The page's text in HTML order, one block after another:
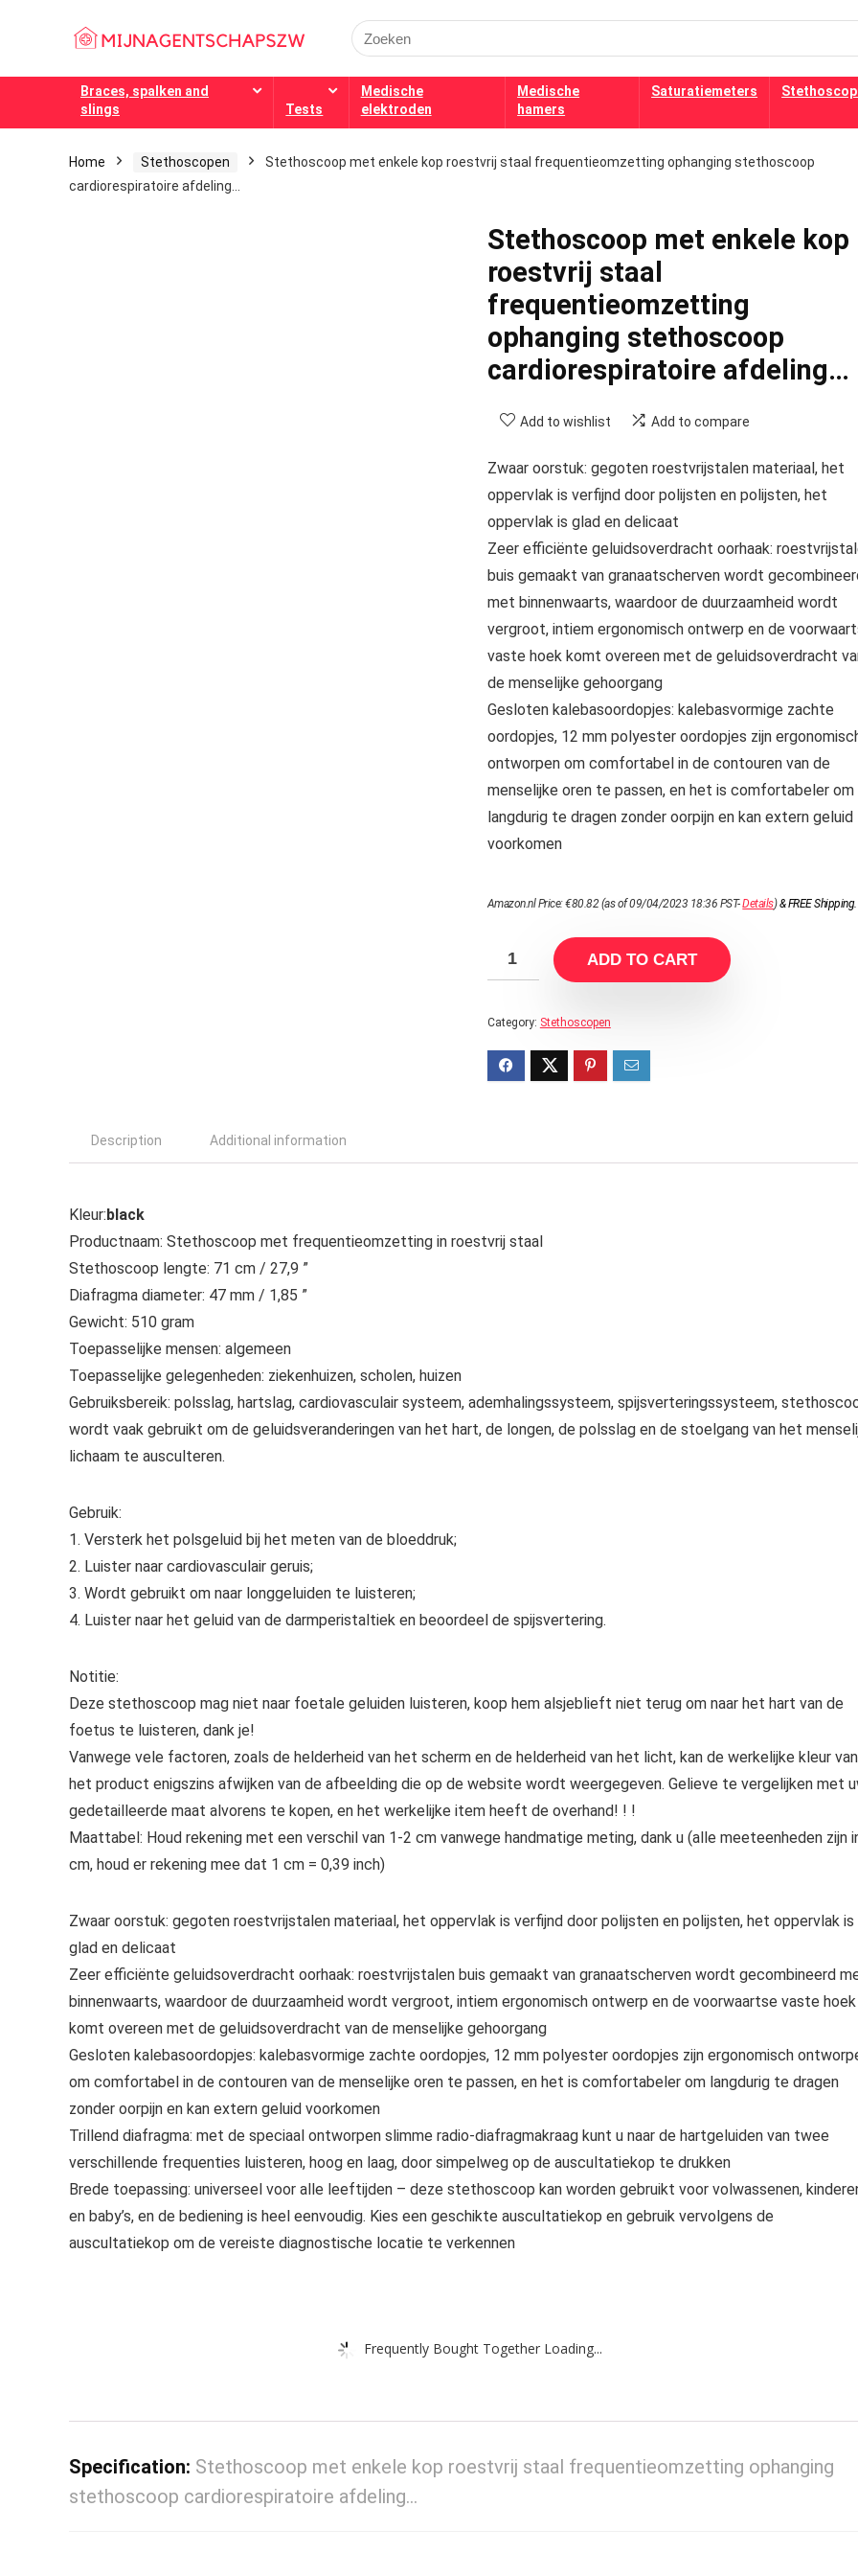
Search
for:
Braces, spalken and
slings
Tests
Medische
elektroden
Medische
hamers
Saturatiemeters
Home Stethoscopen
Stethoscoop met enkele kop roestvrij staal frequentieomzetting ophanging stethoscoop
cardiorespiratoire afdeling…
Stethoscoop met enkele kop
roestvrij staal
frequentieomzetting
ophanging stethoscoop
cardiorespiratoire afdeling…
Add to wishlist Add to compare
Zwaar oorstuk: gegoten roestvrijstalen materiaal, het
oppervlak is verfijnd door polijsten en polijsten, het
oppervlak is glad en delicaat
Zeer efficiënte geluidsoverdracht oorhaak:
buis gemaakt van granaatscherven wordt
met binnenwaarts, waardoor de duurzaamheid wordt
vergroot, intiem ergonomisch ontwerp en de
vaste hoek komt overeen met de geluidsoverdracht
de menselijke gehoorgang
Gesloten kalebasoordopjes: kalebasvormige zachte
oordopjes, 12 mm polyester oordopjes zijn
ontworpen om comfortabel in de contouren van de
menselijke oren te passen, en het is comfortabeler om
langdurig te dragen zonder oorpijn en kan extern geluid
voorkomen
Amazon.nl Price:€80.82 (as of 09/04/2023 18:36 PST-Details)&FREE Shipping.
ADD TO CART
Category: Stethoscopen
Description Additional information
Kleur:black
Productnaam: Stethoscoop met frequentieomzetting in roestvrij staal
Stethoscoop lengte: 71 cm / 27,9 ”
Diafragma diameter: 47 mm / 1,85 ”
Gewicht: 510 gram
Toepasselijke mensen: algemeen
Toepasselijke gelegenheden: ziekenhuizen, scholen, huizen
Gebruiksbereik: polsslag, hartslag, cardiovasculair systeem, ademhalingssysteem, spijsverteringssysteem,
wordt vaak gebruikt om de geluidsveranderingen van het hart, de longen, de polsslag en de stoelgang van het
lichaam te ausculteren.
Gebruik:
1. Versterk het polsgeluid bij het meten van de bloeddruk;
2. Luister naar cardiovasculair geruis;
3. Wordt gebruikt om naar longgeluiden te luisteren;
4. Luister naar het geluid van de darmperistaltiek en beoordeel de spijsvertering.
Notitie:
Deze stethoscoop mag niet naar foetale geluiden luisteren, koop hem alsjeblieft niet terug om naar het hart van de
foetus te luisteren, dank je!
Vanwege vele factoren, zoals de helderheid van het scherm en de helderheid van het licht, kan de werkelijke kleur van
het product enigszins afwijken van de afbeelding die op de website wordt weergegeven. Gelieve te vergelijken met
gedetailleerde maat alvorens te kopen, en het werkelijke item heeft de overhand! ! !
Maattabel: Houd rekening met een verschil van 1-2 cm vanwege handmatige meting, dank u (alle meeteenheden zijn
cm, houd er rekening mee dat 1 cm = 0,39 inch)
Zwaar oorstuk: gegoten roestvrijstalen materiaal, het oppervlak is verfijnd door polijsten en polijsten, het oppervlak is
glad en delicaat
Zeer efficiënte geluidsoverdracht oorhaak: roestvrijstalen buis gemaakt van granaatscherven wordt gecombineerd
binnenwaarts, waardoor de duurzaamheid wordt vergroot, intiem ergonomisch ontwerp en de voorwaartse vaste hoek
komt overeen met de geluidsoverdracht van de menselijke gehoorgang
Gesloten kalebasoordopjes: kalebasvormige zachte oordopjes, 12 mm polyester oordopjes zijn ergonomisch
om comfortabel in de contouren van de menselijke oren te passen, en het is comfortabeler om langdurig te dragen
zonder oorpijn en kan extern geluid voorkomen
Trillend diafragma: met de speciaal ontworpen slimme radio-diafragmakraag kunt u naar de hartgeluiden van twee
verschillende frequenties luisteren, hoog en laag, door simpelweg op de auscultatiekop te drukken
Brede toepassing: universeel voor alle leeftijden – deze stethoscoop kan worden gebruikt voor volwassenen,
en baby’s, en de bediening is heel eenvoudig. Kies een geschikte auscultatiekop en gebruik vervolgens de
auscultatiekop om de vereiste diagnostische locatie te verkennen
Frequently Bought Together Loading...
Specification: Stethoscoop met enkele kop roestvrij staal frequentieomzetting ophanging
stethoscoop cardiorespiratoire afdeling…